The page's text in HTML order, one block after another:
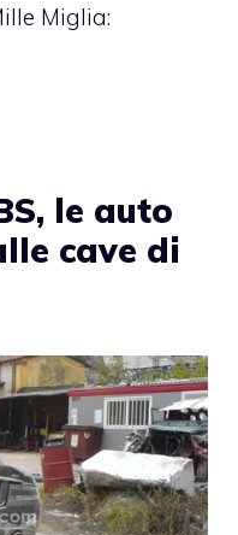
Miglia:
le auto
cave di